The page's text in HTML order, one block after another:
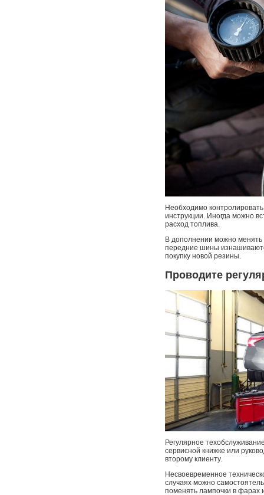
Необходимо
инструкции. Иногда можно
расход топлива.
В дополнении можно менять
передние шины
покупку новой резины.
Проводите
Регулярное
сервисной книжке или
второму клиенту.
Несвоевременное
случаях можно
поменять лампочки в фарах